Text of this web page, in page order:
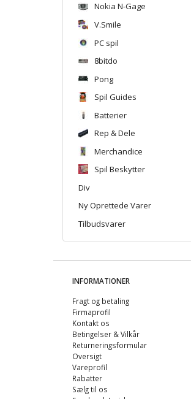
Nokia N-Gage
V.Smile
PC spil
8bitdo
Pong
Spil Guides
Batterier
Rep & Dele
Merchandice
Spil Beskytter
Div
Ny Oprettede Varer
Tilbudsvarer
INFORMATIONER
Fragt og betaling
Firmaprofil
Kontakt os
Betingelser & Vilkår
Returneringsformular
Oversigt
Vareprofil
Rabatter
Sælg til os